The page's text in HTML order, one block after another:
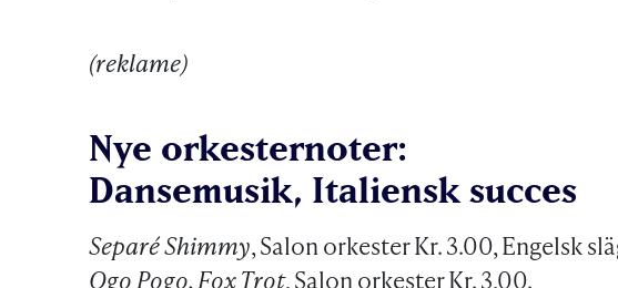
(reklame)
Nye orkesternoter:
Dansemusik, Italiensk succes
Separé Shimmy, Salon orkester Kr. 3.00, Engelsk
Ogo Pogo, Fox Trot, Salon orkester Kr. 3,00.